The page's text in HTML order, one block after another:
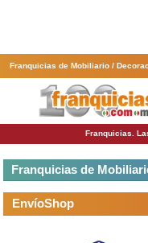
Franquicias de Mobiliario /
franquicias de Mobiliario /
Franquicias.
Franquicias de
EnvíoShop